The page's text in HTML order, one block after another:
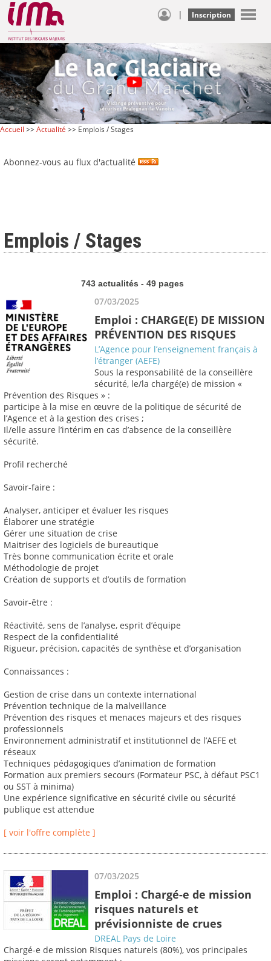
| Inscription
Accueil >>Actualité >> Emplois / Stages
Abonnez-vous au flux d'actualité
Emplois / Stages
743 actualités - 49 pages
07/03/2025
Emploi : CHARGE(E) DE MISSION
PRÉVENTION DES RISQUES
L’Agence pour l’enseignement français à
l’étranger (AEFE)
Sous la responsabilité de la conseillère
sécurité, le/la chargé(e) de mission «
Prévention des Risques » :
participe à la mise en œuvre de la politique de sécurité de
l’Agence et à la gestion des crises ;
Il/elle assure l’intérim en cas d’absence de la conseillère
sécurité.
Profil recherché
Savoir-faire :
Analyser, anticiper et évaluer les risques
Élaborer une stratégie
Gérer une situation de crise
Maitriser des logiciels de bureautique
Très bonne communication écrite et orale
Méthodologie de projet
Création de supports et d’outils de formation
Savoir-être :
Réactivité, sens de l’analyse, esprit d’équipe
Respect de la confidentialité
Rigueur, précision, capacités de synthèse et d’organisation
Connaissances :
Gestion de crise dans un contexte international
Prévention technique de la malveillance
Prévention des risques et menaces majeurs et des risques
professionnels
Environnement administratif et institutionnel de l’AEFE et
réseaux
Techniques pédagogiques d’animation de formation
Formation aux premiers secours (Formateur PSC, à défaut PSC1
ou SST à minima)
Une expérience significative en sécurité civile ou sécurité
publique est attendue
[ voir l'offre complète ]
07/03/2025
Emploi : Chargé-e de mission
risques naturels et
prévisionniste de crues
DREAL Pays de Loire
Chargé-e de mission Risques naturels (80%), vos principales